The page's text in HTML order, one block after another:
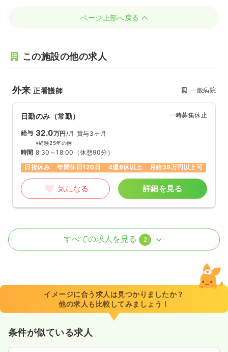
ページ上部へ戻る
この施設の他の求人
外来正看護師 一般病院
日勤のみ（常勤） 一時募集休止
給与 32.0万円/月 賞与3ヶ月
※経験25年の例
時間 8:30～18:00 （休憩90分）
日祝休み
年間休日120日 4週8休以上 月給39万円以上可
気になる 詳細を見る
訪問看護 正看護師
8:45～17:30
4週8休以上
ブランク可 月給28万円以上可
気になる
すべての求人を見る 2
イメージに合う求人は見つかりましたか？
他の求人も比較してみましょう！
条件が似ている求人